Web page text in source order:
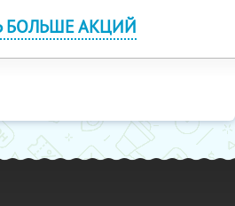
БОЛЬШЕ АКЦИЙ